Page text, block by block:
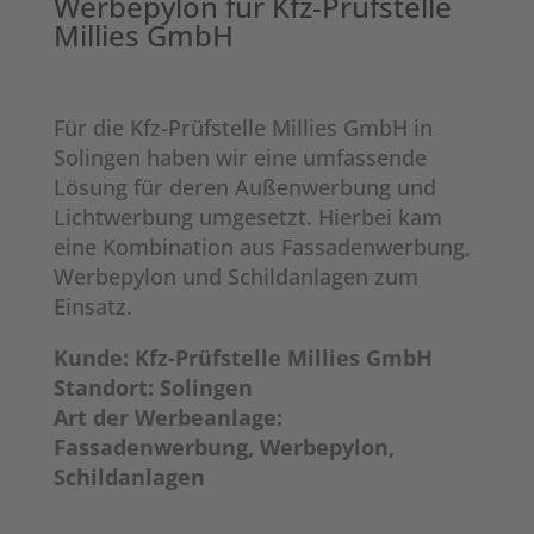
Millies GmbH
Für die Kfz-Prüfstelle Millies GmbH in
Solingen haben wir eine umfassende
Lösung für deren Außenwerbung und
Lichtwerbung umgesetzt. Hierbei kam
eine Kombination aus Fassadenwerbung,
Werbepylon und Schildanlagen zum
Einsatz.
Kunde: Kfz-Prüfstelle Millies GmbH
Standort: Solingen
Art der Werbeanlage:
Fassadenwerbung, Werbepylon,
Schildanlagen